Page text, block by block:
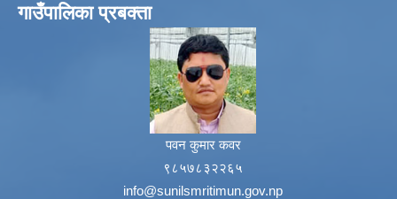
गाउँपालिका प्रबक्ता
पवन कुमार कवर
९८५७८३२२६५
info@sunilsmritimun.gov.np